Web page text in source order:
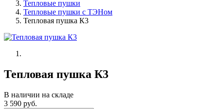
Тепловые пушки
Тепловые пушки с ТЭНом
Тепловая пушка К3
Тепловая пушка К3
В наличии на складе
3 590 руб.